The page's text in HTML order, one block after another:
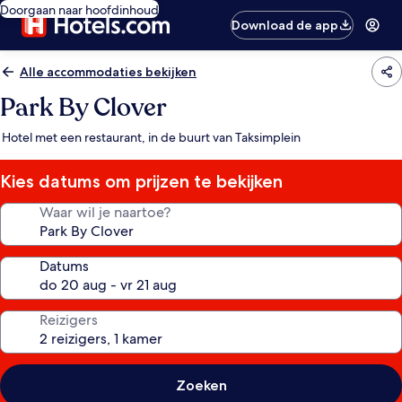
Doorgaan naar hoofdinhoud
Download de app
Alle accommodaties bekijken
Park By Clover
Hotel met een restaurant, in de buurt van Taksimplein
Kies datums om prijzen te bekijken
Waar wil je naartoe?
Datums
Reizigers
Zoeken